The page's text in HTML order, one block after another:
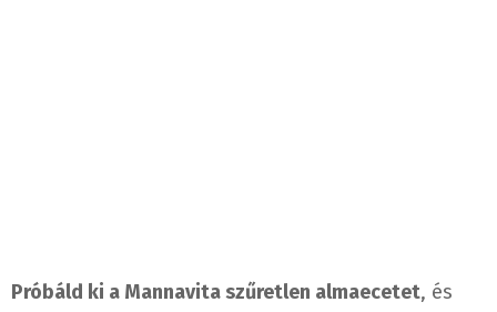
Próbáld ki a Mannavita szűretlen almaecetet, és